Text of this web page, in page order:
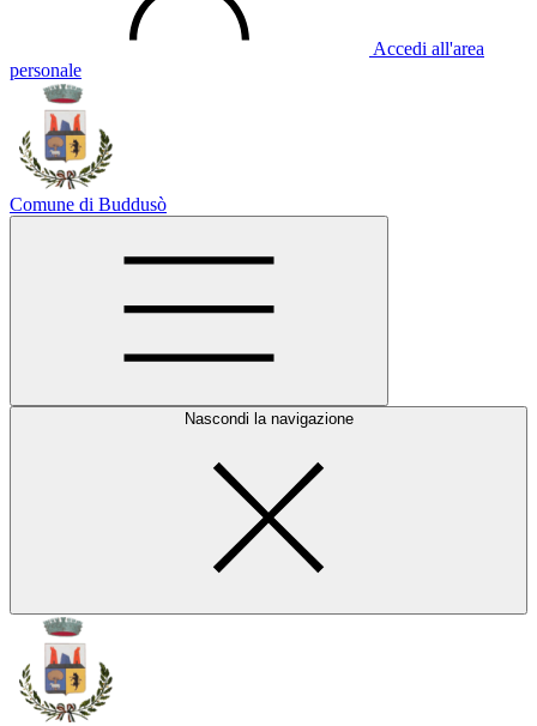
Accedi all'area
personale
Comune di Buddusò
Nascondi la navigazione